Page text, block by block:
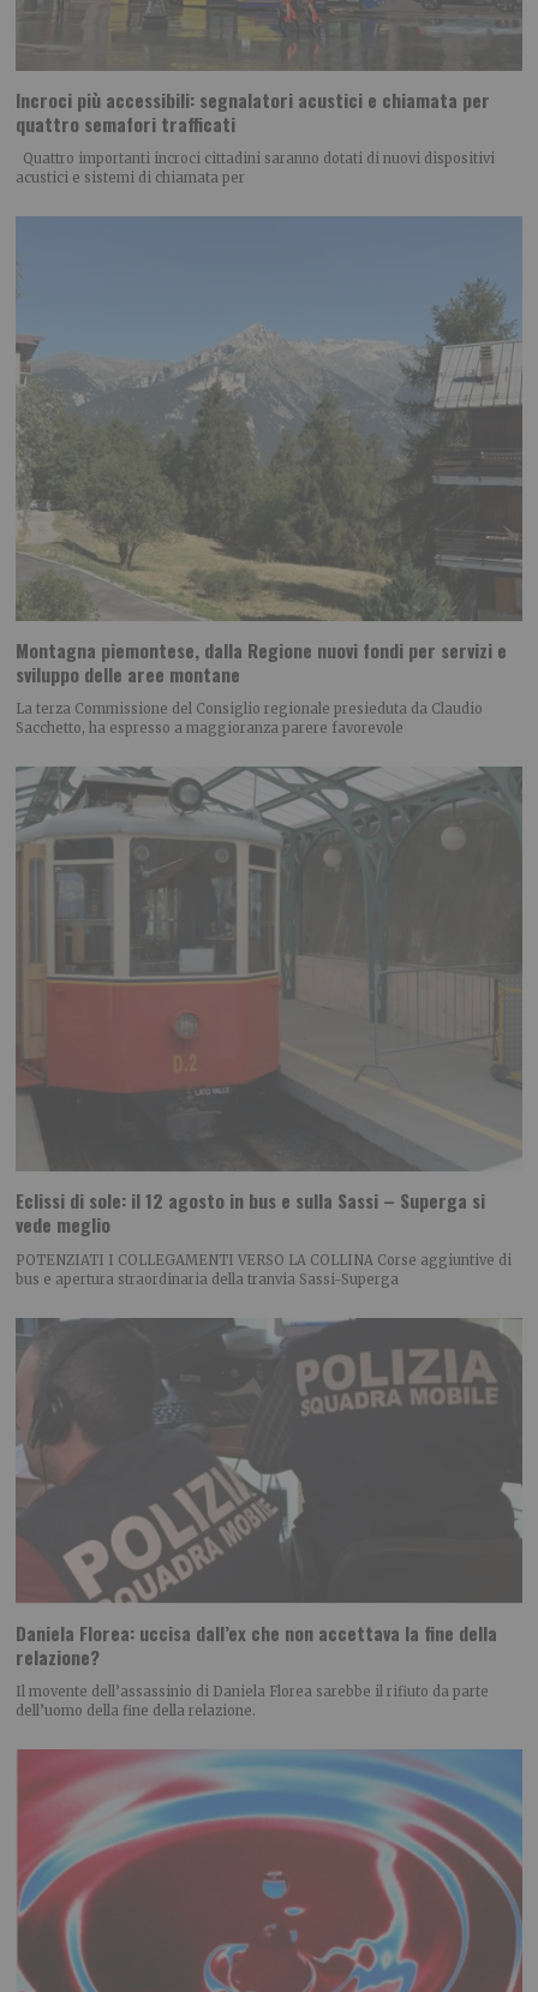
Incroci più accessibili: segnalatori acustici e chiamata per
quattro semafori trafficati
Quattro importanti incroci cittadini saranno dotati di nuovi dispositivi
acustici e sistemi di chiamata per
Montagna piemontese, dalla Regione nuovi fondi per servizi e
sviluppo delle aree montane
La terza Commissione del Consiglio regionale presieduta da Claudio
Sacchetto, ha espresso a maggioranza parere favorevole
Eclissi di sole: il 12 agosto in bus e sulla Sassi – Superga si
vede meglio
POTENZIATI I COLLEGAMENTI VERSO LA COLLINA Corse aggiuntive di
bus e apertura straordinaria della tranvia Sassi-Superga
Daniela Florea: uccisa dall’ex che non accettava la fine della
relazione?
Il movente dell’assassinio di Daniela Florea sarebbe il rifiuto da parte
dell’uomo della fine della relazione.